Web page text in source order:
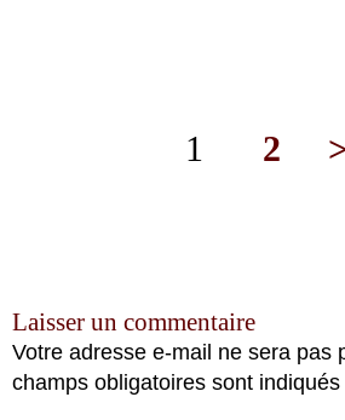
1 2
Laisser un commentaire
Votre adresse e-mail ne sera pas
champs obligatoires sont